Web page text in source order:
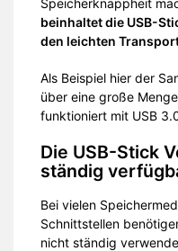
Speicherknappheit
beinhaltet die USB-
den leichten
Als Beispiel hier der
über eine große
funktioniert mit USB
Die USB-Stick
ständig
Bei vielen
Schnittstellen
nicht ständig